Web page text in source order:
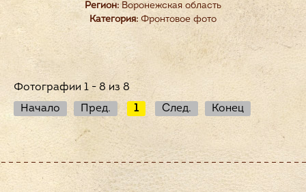
Регион: Воронежская область
Категория: Фронтовое фото
Фотографии 1 - 8 из 8
Начало
Пред. 1 След. Конец